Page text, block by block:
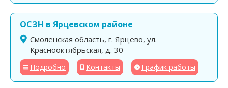
ОСЗН в Ярцевском районе
Смоленская область, г. Ярцево, ул.
Краснооктябрьская, д. 30
Подробно Контакты График работы